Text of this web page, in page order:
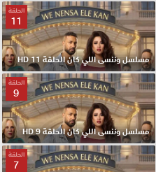
الحلقة
11
مسلسل وننسى اللي كان الحلقة 11 HD
الحلقة
9
مسلسل وننسى اللي كان الحلقة 9 HD
الحلقة
7